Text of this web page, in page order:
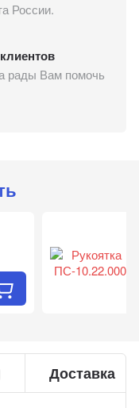
России.
рады Вам помочь
Доставка